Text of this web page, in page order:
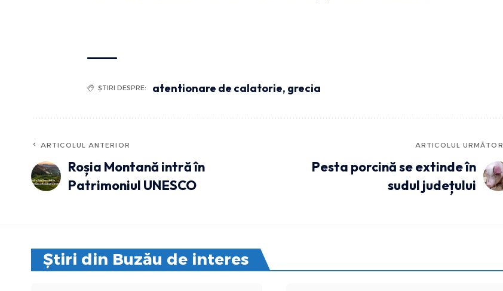
ȘTIRI DESPRE: atentionare de calatorie, grecia
ARTICOLUL ANTERIOR
Roșia Montană intră în
Patrimoniul UNESCO
ARTICOLUL URMĂTOR
Pesta porcină se extinde în
sudul județului
Știri din Buzău de interes